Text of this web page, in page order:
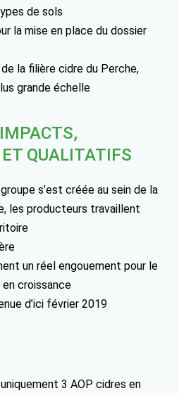
de sols
la mise en place du dossier
la filière cidre du Perche,
grande échelle
QUALITATIFS
s’est créée au sein de la
les producteurs travaillent
un réel engouement pour le
croissance
d’ici février 2019
3 AOP cidres en